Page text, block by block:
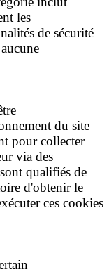
les
de sécurité
du site
pour collecter
via des
qualifiés de
d'obtenir le
ces cookies